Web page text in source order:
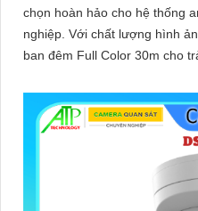
chọn hoàn hảo cho hệ thống
nghiệp. Với chất lượng hình ảnh Ultra 4k lite, ứng dụng xem
ban đêm Full Color 30m cho